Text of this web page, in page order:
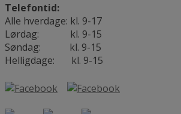
Telefontid:
Alle hverdage: kl. 9-17
Lørdag: kl. 9-15
Søndag: kl. 9-15
Helligdage: kl. 9-15